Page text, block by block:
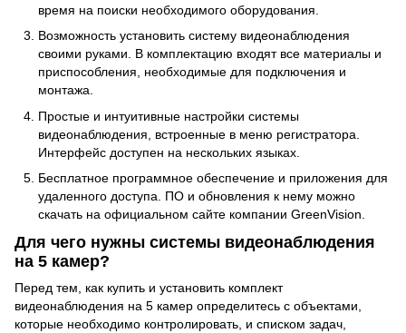
время на поиски необходимого оборудования.
Возможность установить систему видеонаблюдения
своими руками. В комплектацию входят все материалы и
приспособления, необходимые для подключения и
монтажа.
Простые и интуитивные настройки системы
видеонаблюдения, встроенные в меню регистратора.
Интерфейс доступен на нескольких языках.
Бесплатное программное обеспечение и приложения для
удаленного доступа. ПО и обновления к нему можно
скачать на официальном сайте компании GreenVision.
Для чего нужны системы видеонаблюдения
на 5 камер?
Перед тем, как купить и установить комплект
видеонаблюдения на 5 камер определитесь с объектами,
которые необходимо контролировать, и списком задач,